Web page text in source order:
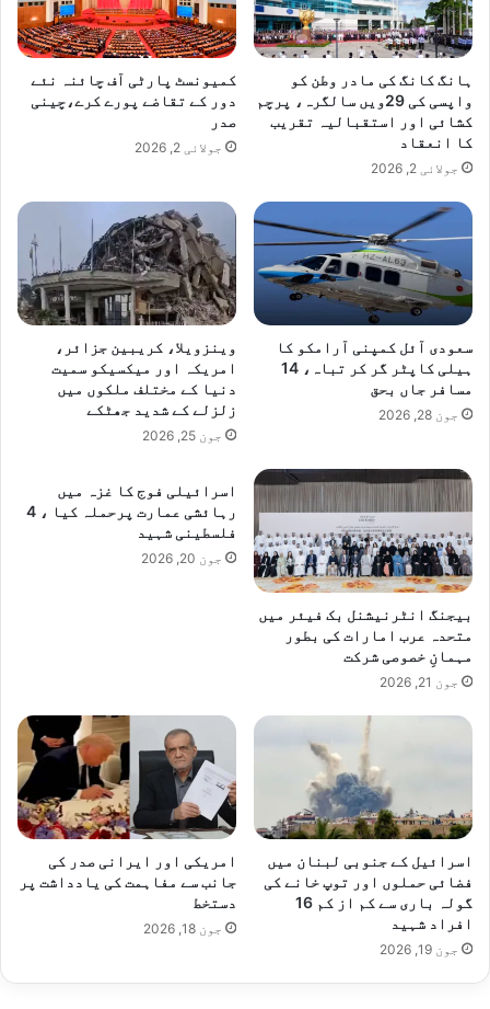
ہانگ کانگ کی مادر وطن کو
واپسی کی 29ویں سالگرہ، پرچم
کشائی اور استقبالیہ تقریب
کا انعقاد
جولائی 2, 2026
کمیونسٹ پارٹی آف چائنہ نئے
دور کے تقاضے پورے کرے،چینی
صدر
جولائی 2, 2026
سعودی آئل کمپنی آرامکو کا
ہیلی کاپٹر گر کر تباہ، 14
مسافر جاں بحق
جون 28, 2026
وینزویلا، کریبین جزائر،
امریکہ اور میکسیکو سمیت
دنیا کے مختلف ملکوں میں
زلزلے کے شدید جھٹکے
جون 25, 2026
بیجنگ انٹرنیشنل بک فیئر میں
متحدہ عرب امارات کی بطور
مہمانِ خصوصی شرکت
جون 21, 2026
اسرائیلی فوج کا غزہ میں
رہائشی عمارت پرحملہ کیا ، 4
فلسطینی شہید
جون 20, 2026
اسرائیل کے جنوبی لبنان میں
فضائی حملوں اور توپ خانے کی
گولہ باری سے کم از کم 16
افراد شہید
جون 19, 2026
امریکی اور ایرانی صدر کی
جانب سے مفاہمت کی یادداشت پر
دستخط
جون 18, 2026